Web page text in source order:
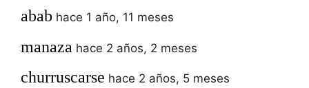
abab hace 1 año, 11 meses
manaza hace 2 años, 2 meses
churruscarse hace 2 años, 5 meses